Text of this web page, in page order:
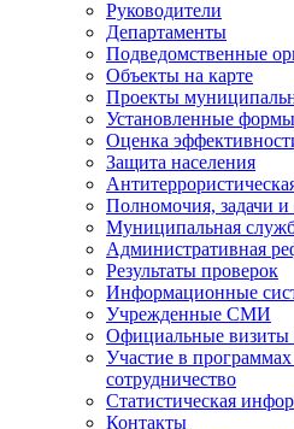
Руководители
Департаменты
Подведомственные
Объекты на карте
Проекты
Установленные
Оценка
Защита населения
Полномочия, задачи
Муниципальная
Административная
Результаты проверок
Информационные
Учрежденные СМИ
Официальные визиты
Участие в
сотрудничество
Статистическая
Контакты